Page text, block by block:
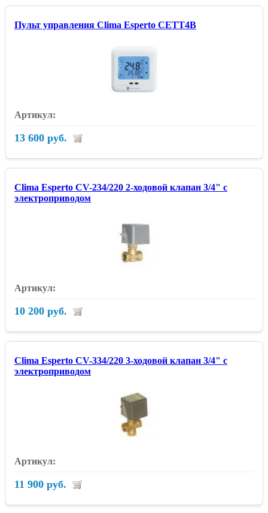
Пульт управления Clima Esperto CETT4B
13 600 руб.
Clima Esperto CV-234/220 2-ходовой клапан 3/4" с
электроприводом
10 200 руб.
Clima Esperto CV-334/220 3-ходовой клапан 3/4" с
электроприводом
11 900 руб.